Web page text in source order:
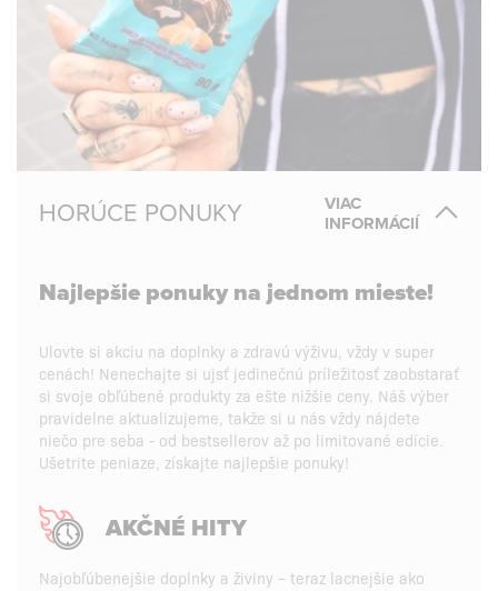
HORÚCE PONUKY
VIAC
INFORMÁCIÍ
Najlepšie ponuky na jednom mieste!
Ulovte si akciu na doplnky a zdravú výživu, vždy v super
cenách! Nenechajte si ujsť jedinečnú príležitosť zaobstarať
si svoje obľúbené produkty za ešte nižšie ceny. Náš výber
pravidelne aktualizujeme, takže si u nás vždy nájdete
niečo pre seba - od bestsellerov až po limitované edície.
Ušetrite peniaze, získajte najlepšie ponuky!
AKČNÉ HITY
Najobľúbenejšie doplnky a živiny – teraz lacnejšie ako